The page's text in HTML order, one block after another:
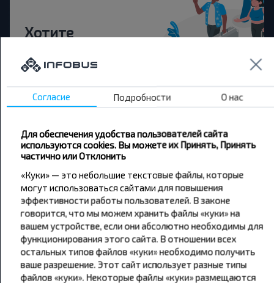
Хотите
дешевле?
Не пропусти специальные акции, скидки и
другие интересные предложения INFOBUS.
путешествуй с нами дешевле!
Подписаться
Согласие Подробности О нас
Для обеспечения удобства пользователей сайта
используются cookies. Вы можете их Принять, Принять
частично или Отклонить
«Куки» — это небольшие текстовые файлы, которые
могут использоваться сайтами для повышения
эффективности работы пользователей. В законе
говорится, что мы можем хранить файлы «куки» на
вашем устройстве, если они абсолютно необходимы для
функционирования этого сайта. В отношении всех
остальных типов файлов «куки» необходимо получить
ваше разрешение. Этот сайт использует разные типы
файлов «куки». Некоторые файлы «куки» размещаются